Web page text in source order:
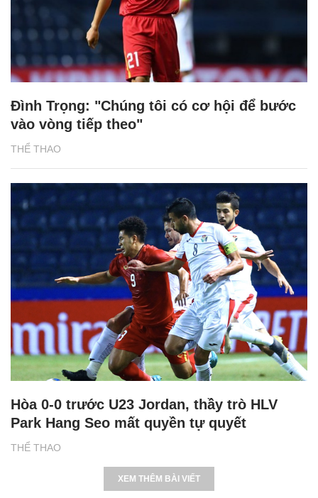
THỂ THAO
Đình Trọng: "Chúng tôi có cơ hội để bước
vào vòng tiếp theo"
THỂ THAO
Hòa 0-0 trước U23 Jordan, thầy trò HLV
Park Hang Seo mất quyền tự quyết
XEM THÊM BÀI VIẾT